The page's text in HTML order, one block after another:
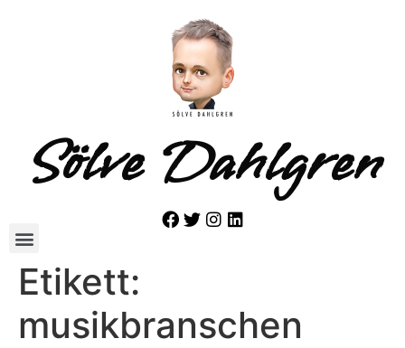
Sölve Dahlgren
Etikett:
musikbranschen